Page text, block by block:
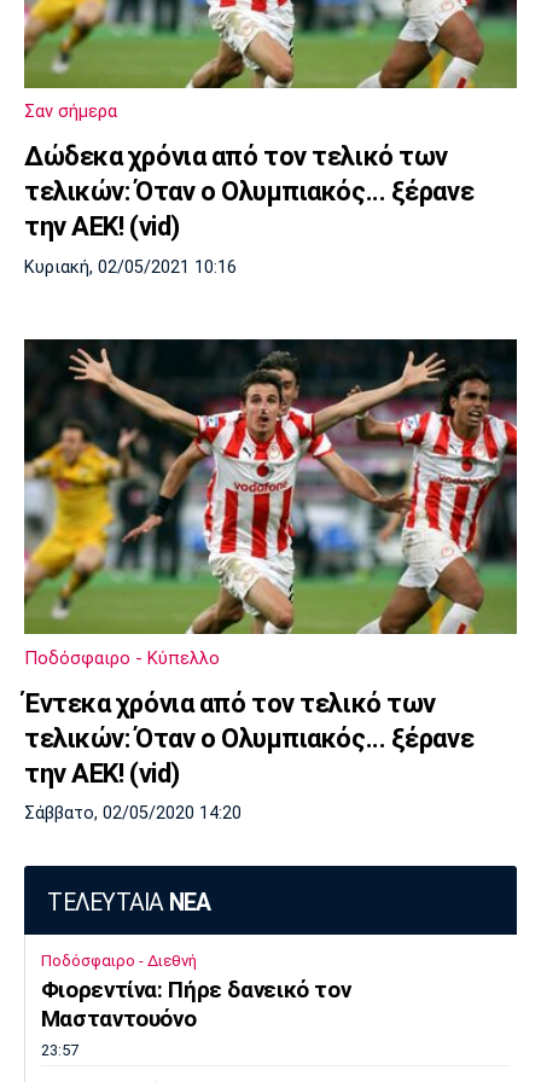
Λίβερπουλ
Μάντσεστερ
Σίτι
Γιουβέντους
Ίντερ Μίλαν Μπάγερν
Μονακό
Ερυθρός
Αστέρας
Τότεναμ
Πόρτο Μπενφίκα
Σαν σήμερα
Δώδεκα χρόνια από τον τελικό των
τελικών: Όταν ο Ολυμπιακός... ξέρανε
την ΑΕΚ! (vid)
Κυριακή, 02/05/2021 10:16
Ποδόσφαιρο - Κύπελλο
Έντεκα χρόνια από τον τελικό των
τελικών: Όταν ο Ολυμπιακός... ξέρανε
την ΑΕΚ! (vid)
Σάββατο, 02/05/2020 14:20
ΤΕΛΕΥΤΑΙΑ ΝΕΑ
Ποδόσφαιρο - Διεθνή
Φιορεντίνα: Πήρε δανεικό τον
Μασταντουόνο
23:57